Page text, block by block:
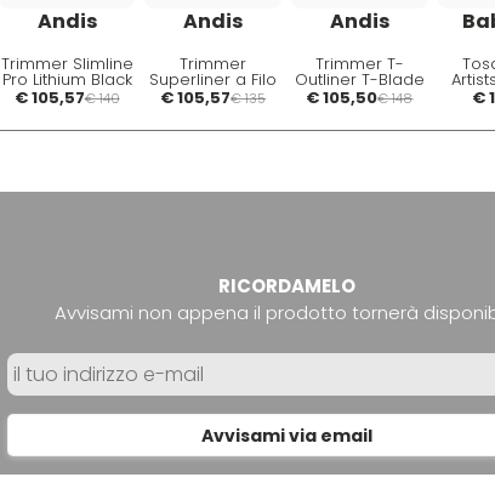
Andis
Trimmer Slimline
Pro Lithium Black
€ 105,57€ 140
Andis
Trimmer
Superliner a Filo
€ 105,57€ 135
Andis
Trimmer T-
Outliner T-Blade
a Filo
€ 105,50€ 148 €
RICORDAMELO
Avvisami non appena il prodotto tornerà
Avvisami via email